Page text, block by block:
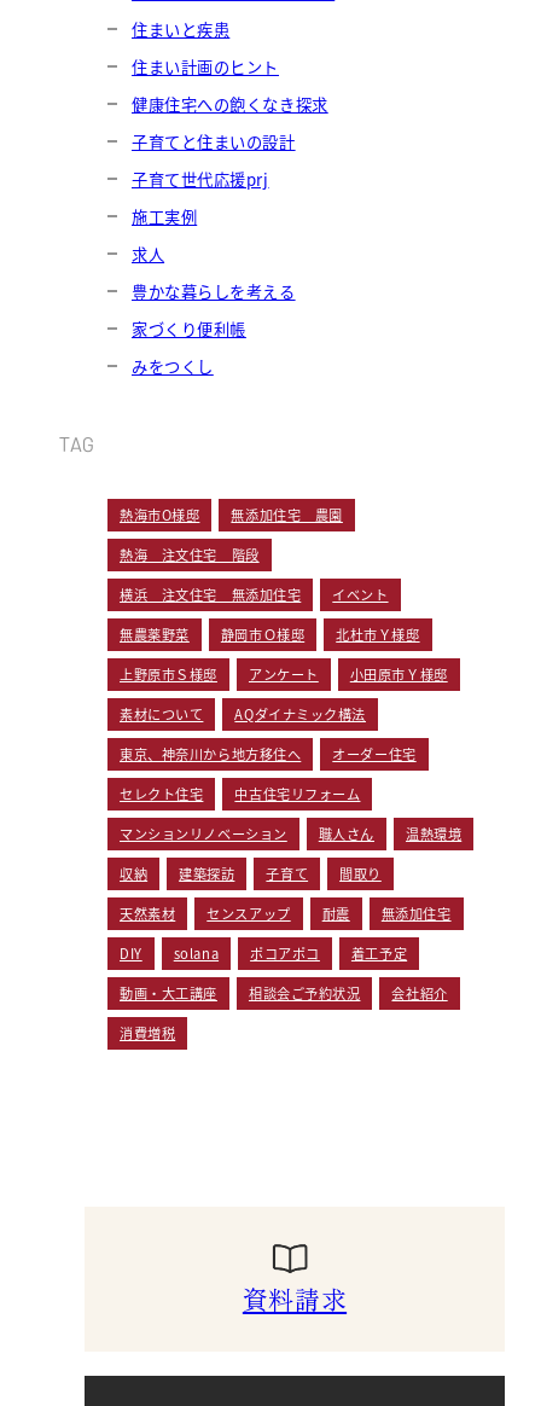
住まいと疾患
住まい計画のヒント
健康住宅への飽くなき探求
子育てと住まいの設計
子育て世代応援prj
施工実例
求人
豊かな暮らしを考える
家づくり便利帳
みをつくし
TAG
熱海市O様邸 無添加住宅 農園
熱海 注文住宅 階段
横浜 注文住宅 無添加住宅 イベント
無農薬野菜 静岡市Ｏ様邸 北杜市Ｙ様邸
上野原市Ｓ様邸 アンケート 小田原市Ｙ様邸
素材について AQダイナミック構法
東京、神奈川から地方移住へ オーダー住宅
セレクト住宅 中古住宅リフォーム
マンションリノベーション 職人さん 温熱環境
収納 建築探訪 子育て 間取り
天然素材 センスアップ 耐震 無添加住宅
DIY solana ポコアポコ 着工予定
動画・大工講座 相談会ご予約状況 会社紹介
消費増税
資料請求